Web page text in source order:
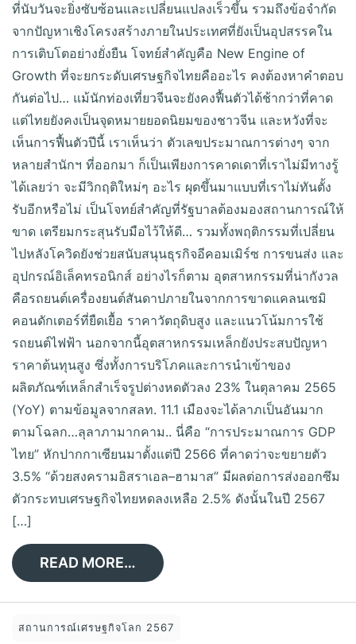
ที่นับวันจะยิ่งซับซ้อนและเปลี่ยนแปลงเร็วขึ้น รวมถึงข้อจำกัด
จากปัญหาเชิงโครงสร้างภายในประเทศที่ยังเป็นอุปสรรคใน
การเติบโตอย่างยั่งยืน โจทย์สำคัญคือ New Engine of
Growth ที่จะยกระดับเศรษฐกิจไทยคืออะไร คงต้องหาคำตอบ
กันต่อไป… แม้นักท่องเที่ยวจีนจะยังคงฟื้นตัวได้ช้ากว่าที่คาด
แต่ไทยยังคงเป็นจุดหมายยอดนิยมของชาวจีน และหวังที่จะ
เห็นการฟื้นตัวปีนี้ เราเห็นว่า ตัวเลขประมาณการต่างๆ จาก
หลายสำนักฯ ที่ออกมา ก็เป็นเพียงการคาดเดาที่เราไม่มีทางรู้
ได้เลยว่า จะมีวิกฤติใหม่ๆ อะไร ผุดขึ้นมาแบบที่เราไม่ทันตั้ง
รับอีกหรือไม่ เป็นโจทย์สำคัญที่รัฐบาลต้องมองสถานการณ์ให้
ขาด เตรียมกระสุนรับมือไว้ให้ดี… รวมทั้งพฤติกรรมที่เปลี่ยน
ไปหลังโควิดยังช่วยสนับสนุนธุรกิจอีคอมเมิร์ซ การขนส่ง และ
อุปกรณ์อิเล็คทรอนิกส์ อย่างไรก็ตาม อุตสาหกรรมที่น่ากังวล
คือรถยนต์เครื่องยนต์สันดาปภายในจากการขาดแคลนเซมิ
คอนดักเตอร์ที่ยืดเยื้อ ราคาวัตถุดิบสูง และแนวโน้มการใช้
รถยนต์ไฟฟ้า นอกจากนี้อุตสาหกรรมเหล็กยังประสบปัญหา
ราคาต้นทุนสูง ซึ่งทั้งการบริโภคและการนำเข้าของ
ผลิตภัณฑ์เหล็กสำเร็จรูปต่างหดตัวลง 23% ในตุลาคม 2565
(YoY) ตามข้อมูลจากสลท. 11.1 เมืองจะได้ลาภเป็นอันมาก
ตามโฉลก…ลุลาภามากคาม.. นี่คือ “การประมาณการ GDP
ไทย” หักปากกาเซียนมาตั้งแต่ปี 2566 ที่คาดว่าจะขยายตัว
3.5% “ด้วยสงครามอิสราเอล–ฮามาส” มีผลต่อการส่งออกซึม
ตัวกระทบเศรษฐกิจไทยหดลงเหลือ 2.5% ดังนั้นในปี 2567
[…]
READ MORE…
สถานการณ์เศรษฐกิจโลก 2567